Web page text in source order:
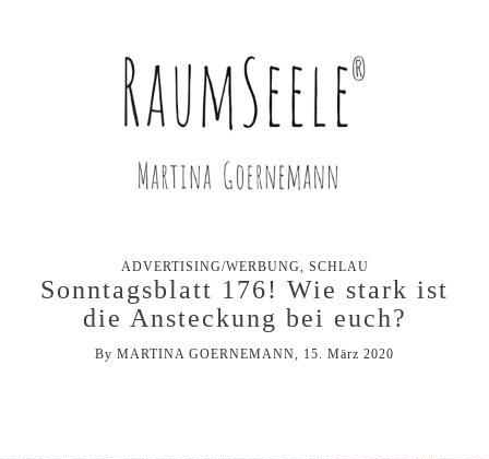
ADVERTISING/WERBUNG, SCHLAU
Sonntagsblatt 176! Wie stark ist
die Ansteckung bei euch?
By MARTINA GOERNEMANN, 15. März 2020